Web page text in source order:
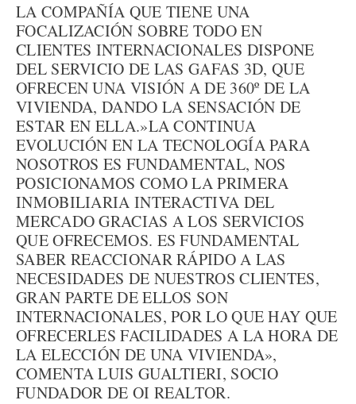
LA COMPAÑÍA QUE TIENE UNA
FOCALIZACIÓN SOBRE TODO EN
CLIENTES INTERNACIONALES DISPONE
DEL SERVICIO DE LAS GAFAS 3D, QUE
OFRECEN UNA VISIÓN A DE 360º DE LA
VIVIENDA, DANDO LA SENSACIÓN DE
ESTAR EN ELLA.»LA CONTINUA
EVOLUCIÓN EN LA TECNOLOGÍA PARA
NOSOTROS ES FUNDAMENTAL, NOS
POSICIONAMOS COMO LA PRIMERA
INMOBILIARIA INTERACTIVA DEL
MERCADO GRACIAS A LOS SERVICIOS
QUE OFRECEMOS. ES FUNDAMENTAL
SABER REACCIONAR RÁPIDO A LAS
NECESIDADES DE NUESTROS CLIENTES,
GRAN PARTE DE ELLOS SON
INTERNACIONALES, POR LO QUE HAY QUE
OFRECERLES FACILIDADES A LA HORA DE
LA ELECCIÓN DE UNA VIVIENDA»,
COMENTA LUIS GUALTIERI, SOCIO
FUNDADOR DE OI REALTOR.